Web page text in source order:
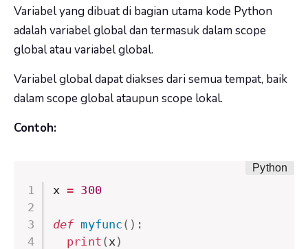
Variabel yang dibuat di bagian utama kode Python
adalah variabel global dan termasuk dalam scope
global atau variabel global.
Variabel global dapat diakses dari semua tempat, baik
dalam scope global ataupun scope lokal.
Contoh:
x = 300
def myfunc ( ) :
print ( x )